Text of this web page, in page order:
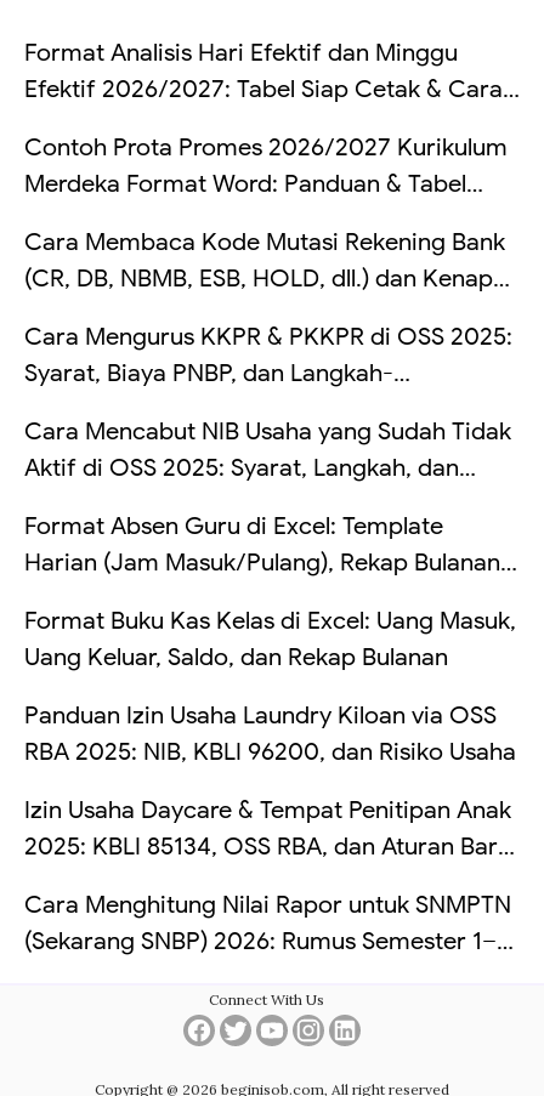
Format Analisis Hari Efektif dan Minggu
Efektif 2026/2027: Tabel Siap Cetak & Cara
Contoh Prota Promes 2026/2027 Kurikulum
Merdeka Format Word: Panduan & Tabel
Cara Membaca Kode Mutasi Rekening Bank
(CR, DB, NBMB, ESB, HOLD, dll.) dan Kenapa
Cara Mengurus KKPR & PKKPR di OSS 2025:
Syarat, Biaya PNBP, dan Langkah-
Cara Mencabut NIB Usaha yang Sudah Tidak
Aktif di OSS 2025: Syarat, Langkah, dan
Format Absen Guru di Excel: Template
Harian (Jam Masuk/Pulang), Rekap Bulanan
Contoh Tabel)
Format Buku Kas Kelas di Excel: Uang Masuk,
Uang Keluar, Saldo, dan Rekap Bulanan
Panduan Izin Usaha Laundry Kiloan via OSS
RBA 2025: NIB, KBLI 96200, dan Risiko Usaha
Izin Usaha Daycare & Tempat Penitipan Anak
2025: KBLI 85134, OSS RBA, dan Aturan Baru
Cara Menghitung Nilai Rapor untuk SNMPTN
(Sekarang SNBP) 2026: Rumus Semester 1–5,
Connect With Us
Copyright @ 2026 beginisob.com, All right reserved